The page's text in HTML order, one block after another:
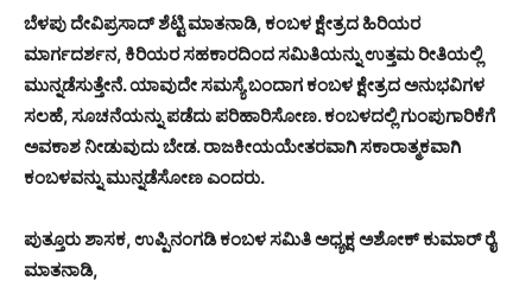
ಬೆಳಪು ದೇವಿಪ್ರಸಾದ್ ಶೆಟ್ಟಿ ಮಾತನಾಡಿ, ಕಂಬಳ ಕ್ಷೇತ್ರದ ಹಿರಿಯರ
ಮಾರ್ಗದರ್ಶನ, ಕಿರಿಯರ ಸಹಕಾರದಿಂದ ಸಮಿತಿಯನ್ನು ಉತ್ತಮ ರೀತಿಯಲ್ಲಿ
ಮುನ್ನಡೆಸುತ್ತೇನೆ. ಯಾವುದೇ ಸಮಸ್ಯೆ ಬಂದಾಗ ಕಂಬಳ ಕ್ಷೇತ್ರದ ಅನುಭವಿಗಳ
ಸಲಹೆ, ಸೂಚನೆಯನ್ನು ಪಡೆದು ಪರಿಹಾರಿಸೋಣ. ಕಂಬಳದಲ್ಲಿ ಗುಂಪುಗಾರಿಕೆಗೆ
ಅವಕಾಶ ನೀಡುವುದು ಬೇಡ. ರಾಜಕೀಯಯೇತರವಾಗಿ ಸಕಾರಾತ್ಮಕವಾಗಿ
ಕಂಬಳವನ್ನು ಮುನ್ನಡೆಸೋಣ ಎಂದರು.
ಪುತ್ತೂರು ಶಾಸಕ, ಉಪ್ಪಿನಂಗಡಿ ಕಂಬಳ ಸಮಿತಿ ಅಧ್ಯಕ್ಷ ಅಶೋಕ್ ಕುಮಾರ್ ರೈ
ಮಾತನಾಡಿ,